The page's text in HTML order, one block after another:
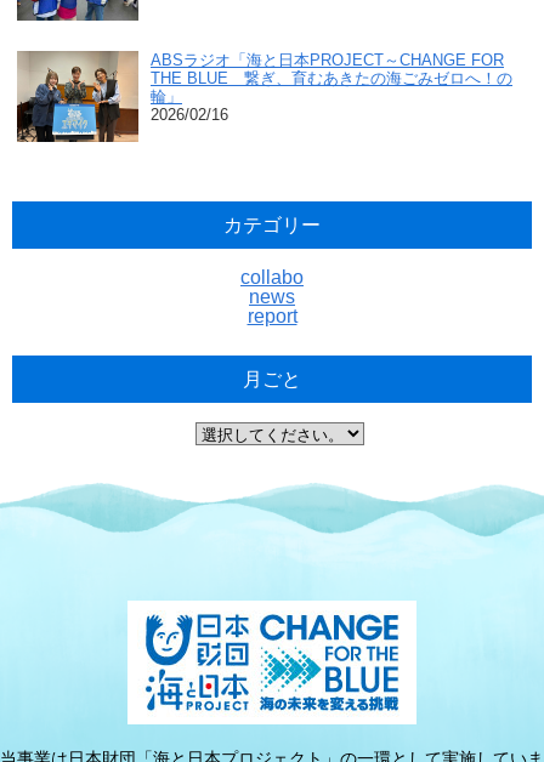
ABSラジオ「海と日本PROJECT～CHANGE FOR
THE BLUE 繋ぎ、育むあきたの海ごみゼロへ！の
輪」
2026/02/16
カテゴリー
collabo
news
report
月ごと